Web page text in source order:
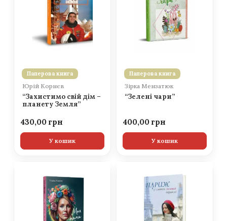
Паперова книга
Юрій Корнєв
“Захистимо свій дім –
планету Земля”
430,00
У кошик
Паперова книга
Зірка Мензатюк
“Зелені чари”
400,00
У кошик